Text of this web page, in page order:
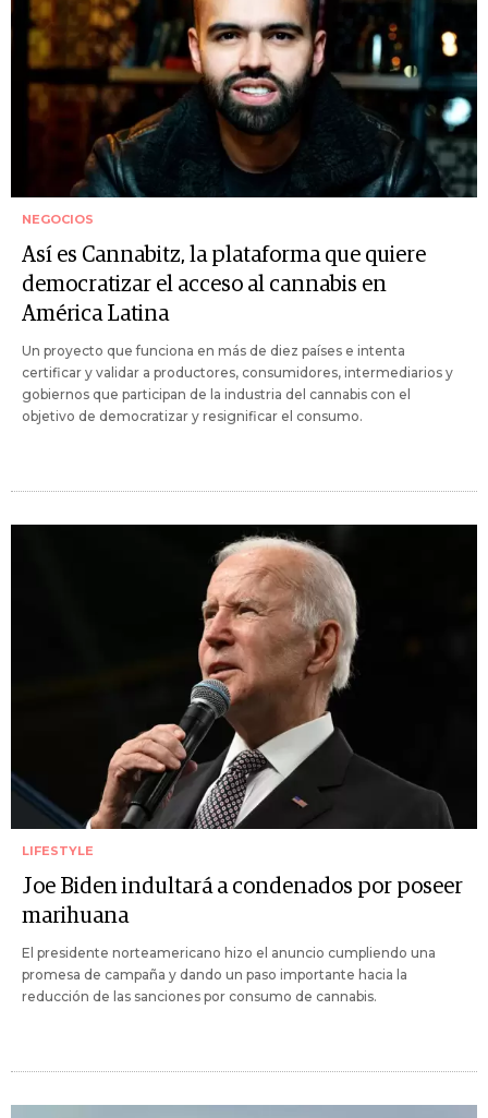
NEGOCIOS
Así es Cannabitz, la plataforma que quiere
democratizar el acceso al cannabis en
América Latina
Un proyecto que funciona en más de diez países e intenta
certificar y validar a productores, consumidores, intermediarios y
gobiernos que participan de la industria del cannabis con el
objetivo de democratizar y resignificar el consumo.
LIFESTYLE
Joe Biden indultará a condenados por poseer
marihuana
El presidente norteamericano hizo el anuncio cumpliendo una
promesa de campaña y dando un paso importante hacia la
reducción de las sanciones por consumo de cannabis.